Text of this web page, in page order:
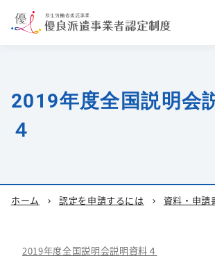
2019年度全国説明会
４
ホーム chevron_right 認定を申請するには chevron_right 資料・申請
2019年度全国説明会説明資料４